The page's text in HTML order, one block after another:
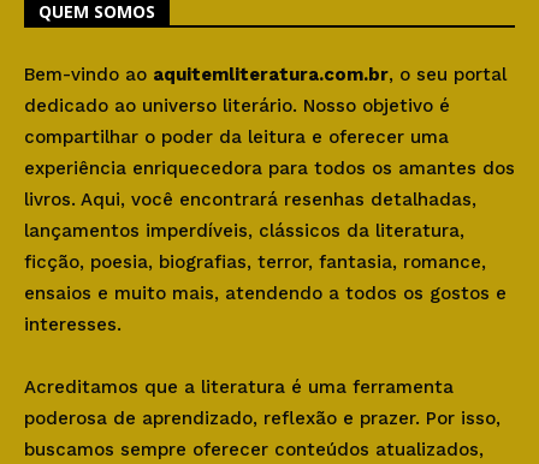
QUEM SOMOS
Bem-vindo ao aquitemliteratura.com.br, o seu portal
dedicado ao universo literário. Nosso objetivo é
compartilhar o poder da leitura e oferecer uma
experiência enriquecedora para todos os amantes dos
livros. Aqui, você encontrará resenhas detalhadas,
lançamentos imperdíveis, clássicos da literatura,
ficção, poesia, biografias, terror, fantasia, romance,
ensaios e muito mais, atendendo a todos os gostos e
interesses.
Acreditamos que a literatura é uma ferramenta
poderosa de aprendizado, reflexão e prazer. Por isso,
buscamos sempre oferecer conteúdos atualizados,